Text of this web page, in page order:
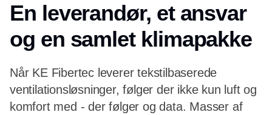
En leverandør, et ansvar
og en samlet klimapakke
Når KE Fibertec leverer tekstilbaserede
ventilationsløsninger, følger der ikke kun luft og
komfort med - der følger og data. Masser af